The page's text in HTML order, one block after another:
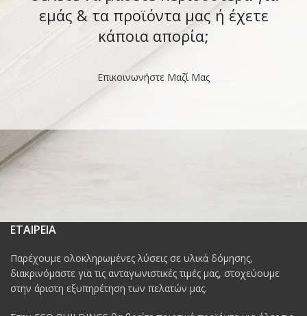
εμάς & τα προϊόντα μας ή έχετε
κάποια απορία;
Επικοινωνήστε Μαζί Μας
ΕΤΑΙΡΕΙΑ
Παρέχουμε ολοκληρωμένες λύσεις σε υλικά δόμησης,
διακρινόμαστε για τις ανταγωνιστικές τιμές μας, στοχεύουμε
στην άριστη εξυπηρέτηση των πελατών μας.